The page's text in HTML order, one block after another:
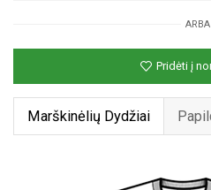
spauda
liūdna
ARBA
Pridėti į
Marškinėlių Dydžiai